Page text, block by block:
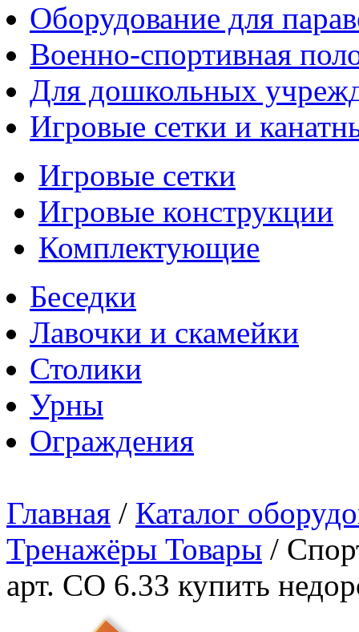
Оборудование для
Военно-спортивная
Для дошкольных
Игровые сетки и
Игровые сетки
Игровые конструкции
Комплектующие
Беседки
Лавочки и скамейки
Столики
Урны
Ограждения
Главная / Каталог
Тренажёры Товары /
арт. СО 6.33 купить